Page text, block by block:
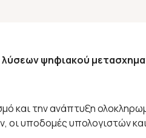
ψηφιακού
και την ανάπτυξη
υποδομές υπολογιστών και